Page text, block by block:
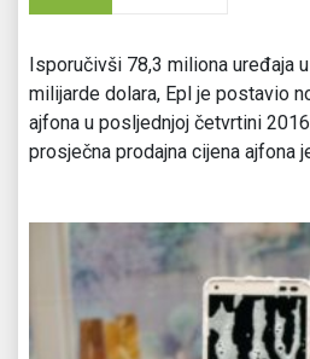
Isporučivši 78,3 miliona uređaja
milijarde dolara, Epl je postavio
ajfona u posljednjoj četvrtini
prosječna prodajna cijena ajfona